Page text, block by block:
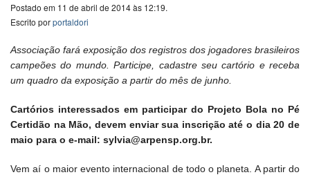
Postado em 11 de abril de 2014 às 12:19.
Escrito porportaldori
Associação fará exposição dos registros dos jogadores brasileiros
campeões do mundo. Participe, cadastre seu cartório e receba
um quadro da exposição a partir do mês de junho.
Cartórios interessados em participar do Projeto Bola no Pé
Certidão na Mão, devem enviar sua inscrição até o dia 20 de
maio para o e-mail: sylvia@arpensp.org.br.
Vem aí o maior evento internacional de todo o planeta. A partir do